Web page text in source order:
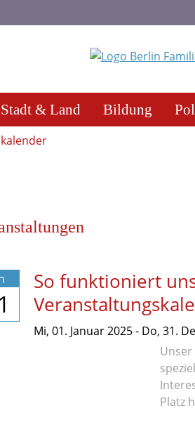
Stadt & Land Bildung
So funktioniert
Mi, 01. Januar 2025- Do, 31.
Platz